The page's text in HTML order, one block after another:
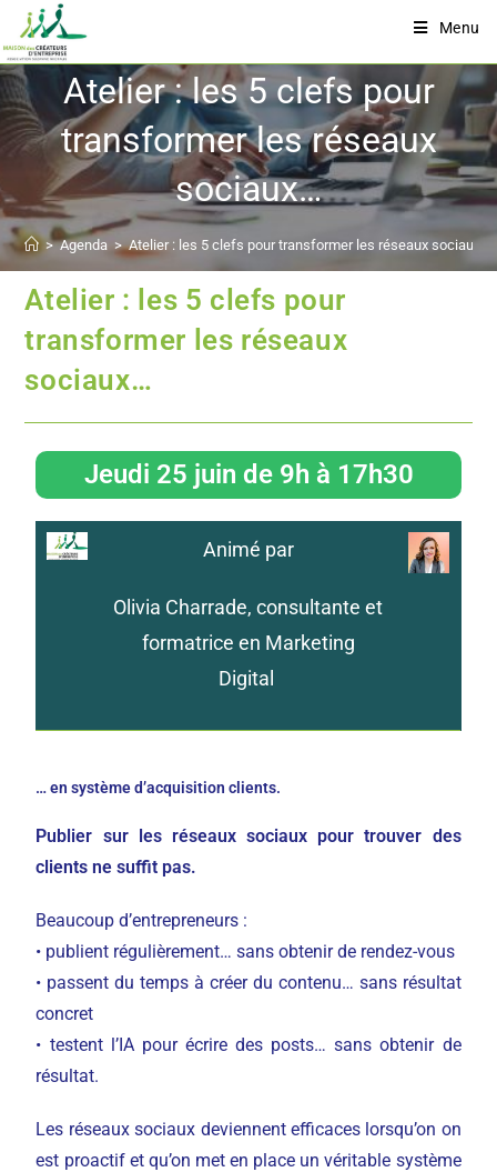
Menu
Atelier : les 5 clefs pour
transformer les réseaux
sociaux…
> Agenda > Atelier : les 5 clefs pour transformer les réseaux sociaux…
Atelier : les 5 clefs pour
transformer les réseaux
sociaux…
Jeudi 25 juin de 9h à 17h30
Animé par
Olivia Charrade, consultante et
formatrice en Marketing
Digital
… en système d’acquisition clients.
Publier sur les réseaux sociaux pour trouver des
clients ne suffit pas.
Beaucoup d’entrepreneurs :
• publient régulièrement… sans obtenir de rendez-vous
• passent du temps à créer du contenu… sans résultat
concret
• testent l’IA pour écrire des posts… sans obtenir de
résultat.
Les réseaux sociaux deviennent efficaces lorsqu’on on
est proactif et qu’on met en place un véritable système